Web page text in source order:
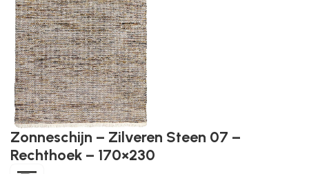
Zonneschijn – Zilveren Steen 07 –
Rechthoek – 170×230